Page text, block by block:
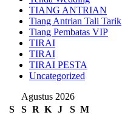
TIANG ANTRIAN
Tiang Antrian Tali Tarik
Tiang Pembatas VIP
TIRAI
TIRAI
TIRAI PESTA
Uncategorized
Agustus 2026
S
S R K J S M